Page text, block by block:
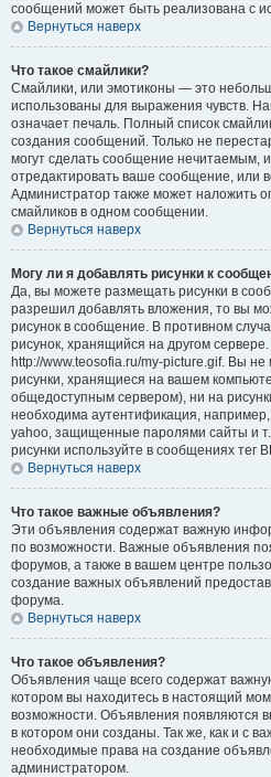
сообщений может быть реализована с
Вернуться наверх
Что такое смайлики?
Смайлики, или эмотиконы — это
использованы для выражения чувств.
означает печаль. Полный список
создания сообщений. Только не
могут сделать сообщение нечитаемым,
отредактировать ваше сообщение, или
Администратор также может наложить
смайликов в одном сообщении.
Вернуться наверх
Могу ли я добавлять рисунки к
Да, вы можете размещать рисунки в
разрешил добавлять вложения, то вы
рисунок в сообщение. В противном
рисунок, хранящийся на другом
http://www.teosofia.ru/my-picture.gif. Вы не
рисунки, хранящиеся на вашем
общедоступным сервером), ни на
необходима аутентификация,
yahoo, защищенные паролями сайты и
рисунки используйте в сообщениях тег
Вернуться наверх
Что такое важные объявления?
Эти объявления содержат важную
по возможности. Важные объявления
форумов, а также в вашем центре
создание важных объявлений
форума.
Вернуться наверх
Что такое объявления?
Объявления чаще всего содержат
котором вы находитесь в настоящий
возможности. Объявления появляются
в котором они созданы. Так же, как и с
необходимые права на создание
администратором.